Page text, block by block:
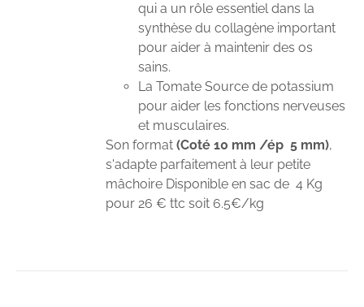
qui a un rôle essentiel dans la
synthèse du collagène important
pour aider à maintenir des os
sains.
La Tomate Source de potassium
pour aider les fonctions nerveuses
et musculaires.
Son format(Coté 10 mm /ép 5 mm),
s'adapte parfaitement à leur petite
mâchoire Disponible en sac de 4 Kg
pour 26 € ttc soit 6.5€/kg